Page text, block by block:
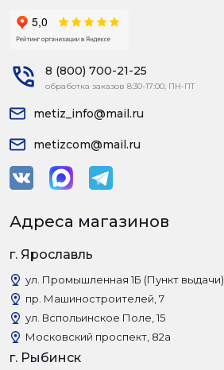
8 (800) 700-21-25
обработка заказов 8:30-17:00, ПН-ПТ
metiz_info@mail.ru
metizcom@mail.ru
Адреса магазинов
г. Ярославль
ул. Промышленная 1Б (Пункт выдачи)
пр. Машиностроителей, 7
ул. Вспольинское Поле, 15
Московский проспект, 82а
г. Рыбинск